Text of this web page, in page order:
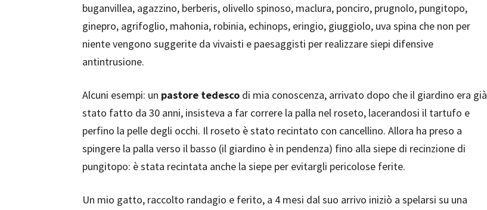
buganvillea, agazzino, berberis, olivello spinoso, maclura, ponciro, prugnolo, pungitopo,
ginepro, agrifoglio, mahonia, robinia, echinops, eringio, giuggiolo, uva spina che non per
niente vengono suggerite da vivaisti e paesaggisti per realizzare siepi difensive
antintrusione.
Alcuni esempi: un pastore tedesco di mia conoscenza, arrivato dopo che il giardino era già
stato fatto da 30 anni, insisteva a far correre la palla nel roseto, lacerandosi il tartufo e
perfino la pelle degli occhi. Il roseto è stato recintato con cancellino. Allora ha preso a
spingere la palla verso il basso (il giardino è in pendenza) fino alla siepe di recinzione di
pungitopo: è stata recintata anche la siepe per evitargli pericolose ferite.
Un mio gatto, raccolto randagio e ferito, a 4 mesi dal suo arrivo iniziò a spelarsi su una